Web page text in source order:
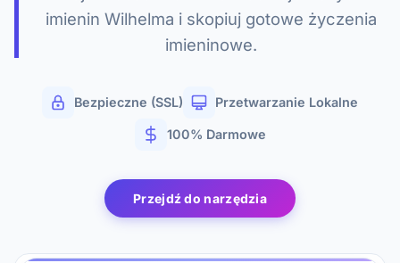
imienin Wilhelma i skopiuj gotowe życzenia
imieninowe.
Bezpieczne (SSL) Przetwarzanie Lokalne
100% Darmowe
Przejdź do narzędzia